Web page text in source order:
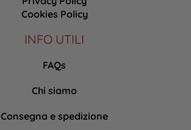
Cookies Policy
INFO UTILI
FAQs
Chi siamo
Consegna e spedizione